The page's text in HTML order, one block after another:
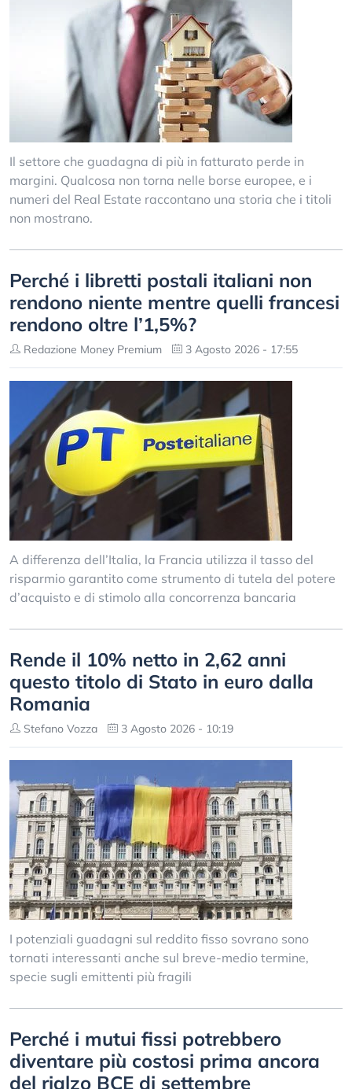
Il settore che guadagna di più in fatturato perde in
margini. Qualcosa non torna nelle borse europee, e i
numeri del Real Estate raccontano una storia che i titoli
non mostrano.
Perché i libretti postali italiani non
rendono niente mentre quelli francesi
rendono oltre l’1,5%?
Redazione Money Premium 3 Agosto 2026 - 17:55
A differenza dell’Italia, la Francia utilizza il tasso del
risparmio garantito come strumento di tutela del potere
d’acquisto e di stimolo alla concorrenza bancaria
Rende il 10% netto in 2,62 anni
questo titolo di Stato in euro dalla
Romania
Stefano Vozza 3 Agosto 2026 - 10:19
I potenziali guadagni sul reddito fisso sovrano sono
tornati interessanti anche sul breve-medio termine,
specie sugli emittenti più fragili
Perché i mutui fissi potrebbero
diventare più costosi prima ancora
del rialzo BCE di settembre